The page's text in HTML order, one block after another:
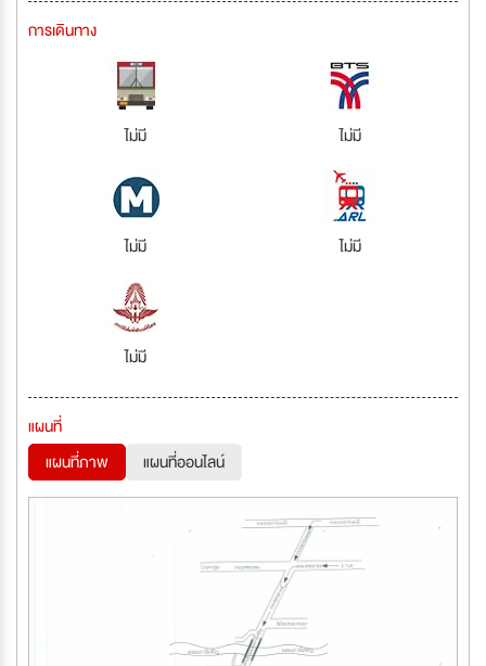
การเดินทาง
ไม่มี ไม่มี
ไม่มี ไม่มี
ไม่มี
แผนที่
แผนที่ภาพ
แผนที่ออนไลน์